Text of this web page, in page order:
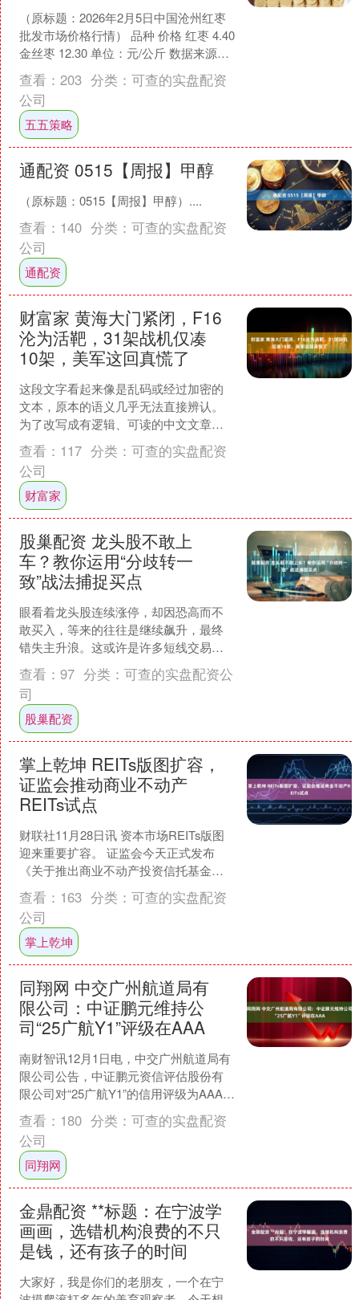
（原标题：2026年2月5日中国沧州红枣
批发市场价格行情） 品种 价格 红枣 4.40
金丝枣 12.30 单位：元/公斤 数据来源：
农业农村部信息中心....
查看： 203 分类： 可查的实盘配资
公司
五五策略
通配资 0515【周报】甲醇
（原标题：0515【周报】甲醇）....
查看： 140 分类： 可查的实盘配资
公司
通配资
财富家 黄海大门紧闭，F16
沦为活靶，31架战机仅凑
10架，美军这回真慌了
这段文字看起来像是乱码或经过加密的
文本，原本的语义几乎无法直接辨认。
为了改写成有逻辑、可读的中文文章，
需要先根据已有线索进行合理的情境化
重构。我将尝试将这些符号....
查看： 117 分类： 可查的实盘配资
公司
财富家
股巢配资 龙头股不敢上
车？教你运用“分歧转一
致”战法捕捉买点
眼看着龙头股连续涨停，却因恐高而不
敢买入，等来的往往是继续飙升，最终
错失主升浪。这或许是许多短线交易者
心中的痛。实际上，捕捉龙头股的最佳
买点，恰恰出现在大多数人....
查看： 97 分类： 可查的实盘配资公
司
股巢配资
掌上乾坤 REITs版图扩容，
证监会推动商业不动产
REITs试点
财联社11月28日讯 资本市场REITs版图
迎来重要扩容。 证监会今天正式发布
《关于推出商业不动产投资信托基金试
点的公告（征求意见稿）》，明确商业
不动产投资信托....
查看： 163 分类： 可查的实盘配资
公司
掌上乾坤
同翔网 中交广州航道局有
限公司：中证鹏元维持公
司“25广航Y1”评级在AAA
南财智讯12月1日电，中交广州航道局有
限公司公告，中证鹏元资信评估股份有
限公司对“25广航Y1”的信用评级为AAA，
主体信用等级和债券信用等级均为
AAA，评级展....
查看： 180 分类： 可查的实盘配资
公司
同翔网
金鼎配资 **标题：在宁波学
画画，选错机构浪费的不只
是钱，还有孩子的时间
大家好，我是你们的老朋友，一个在宁